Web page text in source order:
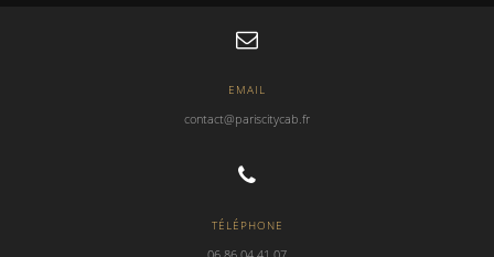
EMAIL
contact@pariscitycab.fr
TÉLÉPHONE